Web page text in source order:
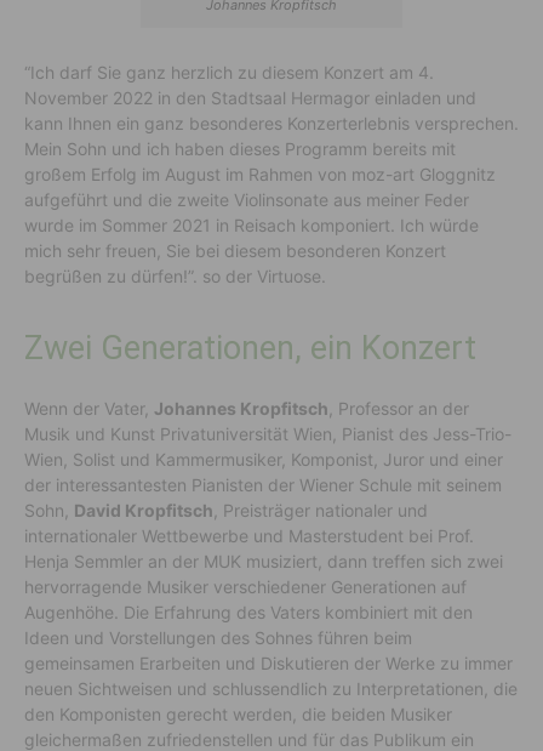
Johannes Kropfitsch
“Ich darf Sie ganz herzlich zu diesem Konzert am 4.
November 2022 in den Stadtsaal Hermagor einladen und
kann Ihnen ein ganz besonderes Konzerterlebnis versprechen.
Mein Sohn und ich haben dieses Programm bereits mit
großem Erfolg im August im Rahmen von moz-art Gloggnitz
aufgeführt und die zweite Violinsonate aus meiner Feder
wurde im Sommer 2021 in Reisach komponiert. Ich würde
mich sehr freuen, Sie bei diesem besonderen Konzert
begrüßen zu dürfen!”. so der Virtuose.
Zwei Generationen, ein Konzert
Wenn der Vater, Johannes Kropfitsch , Professor an der
Musik und Kunst Privatuniversität Wien, Pianist des Jess-Trio-
Wien, Solist und Kammermusiker, Komponist, Juror und einer
der interessantesten Pianisten der Wiener Schule mit seinem
Sohn, David Kropfitsch , Preisträger nationaler und
internationaler Wettbewerbe und Masterstudent bei Prof.
Henja Semmler an der MUK musiziert, dann treffen sich zwei
hervorragende Musiker verschiedener Generationen auf
Augenhöhe. Die Erfahrung des Vaters kombiniert mit den
Ideen und Vorstellungen des Sohnes führen beim
gemeinsamen Erarbeiten und Diskutieren der Werke zu immer
neuen Sichtweisen und schlussendlich zu Interpretationen, die
den Komponisten gerecht werden, die beiden Musiker
gleichermaßen zufriedenstellen und für das Publikum ein